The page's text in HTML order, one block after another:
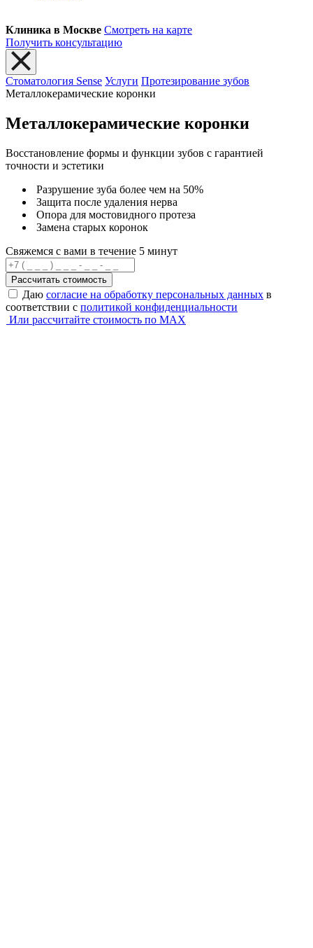
Клиника в Москве Смотреть на карте
Получить консультацию
Стоматология Sense Услуги Протезирование зубов
Металлокерамические коронки
Металлокерамические коронки
Восстановление формы и функции зубов с гарантией
точности и эстетики
Разрушение зуба более чем на 50%
Защита после удаления нерва
Опора для мостовидного протеза
Замена старых коронок
Свяжемся с вами в течение 5 минут
Рассчитать стоимость
Даю согласие на обработку персональных данных в
соответствии с политикой конфиденциальности
Или рассчитайте стоимость по MAX